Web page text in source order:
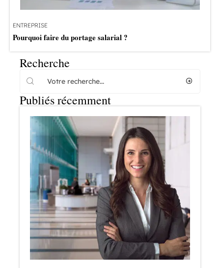
ENTREPRISE
Pourquoi faire du portage salarial ?
Recherche
Publiés récemment